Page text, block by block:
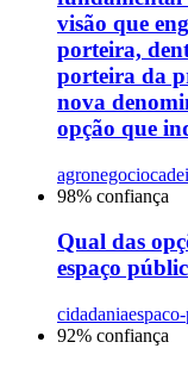
visão que
porteira,
porteira da
nova
opção que
agronegocio
98% confiança
Qual das
espaço
cidadania
92% confiança